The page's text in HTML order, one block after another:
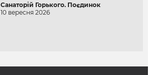
Санаторій Горького. Поєдинок
10 вересня 2026